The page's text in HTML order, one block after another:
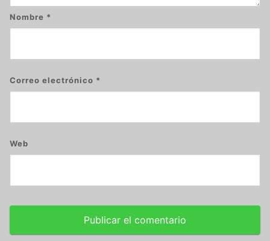
Nombre *
Correo electrónico *
Web